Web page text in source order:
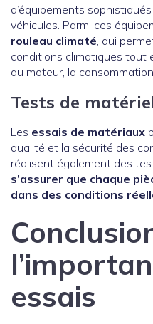
d’équipements
véhicules. Parmi ces
rouleau climaté, qui
conditions climatiques tout
du moteur, la
Tests de
Les essais de matériaux
qualité et la sécurité des
réalisent également des
s’assurer que chaque
dans des conditions
essais